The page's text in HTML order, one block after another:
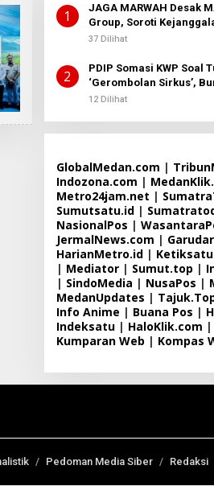
1
JAGA MARWAH Desak
Group, Soroti
37 Dilihat
2
PDIP Somasi KWP Soal
‘Gerombolan Sirkus’,
Dipimpin Sufmi Dasco
12 Dilihat
GlobalMedan.com |
Indozona.com |
Metro24jam.net |
Sumutsatu.id|
NasionalPos |
JermalNews.com |
HarianMetro.id|
| Mediator| Sumut.top |
| SindoMedia | NusaPos |
MedanUpdates |
Info Anime | Buana Pos |
Indeksatu| HaloKlik.com |
Kumparan Web | Kompas
Pedoman Media Siber Redaksi